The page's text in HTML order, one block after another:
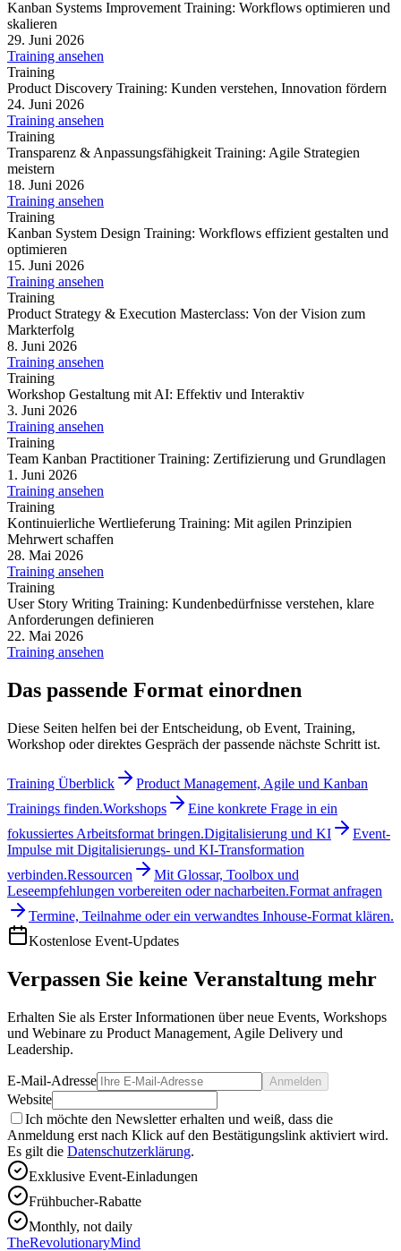
Kanban Systems Improvement Training: Workflows optimieren und
skalieren
29. Juni 2026
Training ansehen
Training
Product Discovery Training: Kunden verstehen, Innovation fördern
24. Juni 2026
Training ansehen
Training
Transparenz & Anpassungsfähigkeit Training: Agile Strategien
meistern
18. Juni 2026
Training ansehen
Training
Kanban System Design Training: Workflows effizient gestalten und
optimieren
15. Juni 2026
Training ansehen
Training
Product Strategy & Execution Masterclass: Von der Vision zum
Markterfolg
8. Juni 2026
Training ansehen
Training
Workshop Gestaltung mit AI: Effektiv und Interaktiv
3. Juni 2026
Training ansehen
Training
Team Kanban Practitioner Training: Zertifizierung und Grundlagen
1. Juni 2026
Training ansehen
Training
Kontinuierliche Wertlieferung Training: Mit agilen Prinzipien
Mehrwert schaffen
28. Mai 2026
Training ansehen
Training
User Story Writing Training: Kundenbedürfnisse verstehen, klare
Anforderungen definieren
22. Mai 2026
Training ansehen
Das passende Format einordnen
Diese Seiten helfen bei der Entscheidung, ob Event, Training,
Workshop oder direktes Gespräch der passende nächste Schritt ist.
Training Überblick
Product Management, Agile und Kanban
Trainings finden.Workshops
Eine konkrete Frage in ein
fokussiertes Arbeitsformat bringen.Digitalisierung und KI
Event-
Impulse mit Digitalisierungs- und KI-Transformation
verbinden.Ressourcen
Mit Glossar, Toolbox und
Leseempfehlungen vorbereiten oder nacharbeiten.Format anfragen
Termine, Teilnahme oder ein verwandtes Inhouse-Format klären.
Kostenlose Event-Updates
Verpassen Sie keine Veranstaltung mehr
Erhalten Sie als Erster Informationen über neue Events, Workshops
und Webinare zu Product Management, Agile Delivery und
Leadership.
E-Mail-Adresse Anmelden
Website
Ich möchte den Newsletter erhalten und weiß, dass die
Anmeldung erst nach Klick auf den Bestätigungslink aktiviert wird.
Es gilt die Datenschutzerklärung.
Exklusive Event-Einladungen
Frühbucher-Rabatte
Monthly, not daily
TheRevolutionaryMind